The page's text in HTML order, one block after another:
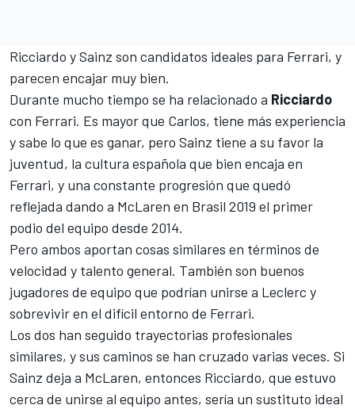
Ricciardo y Sainz son candidatos ideales para Ferrari, y
parecen encajar muy bien.
Durante mucho tiempo se ha relacionado a Ricciardo
con Ferrari. Es mayor que Carlos, tiene más experiencia
y sabe lo que es ganar, pero Sainz tiene a su favor la
juventud, la cultura española que bien encaja en
Ferrari, y una constante progresión que quedó
reflejada dando a McLaren en Brasil 2019 el primer
podio del equipo desde 2014.
Pero ambos aportan cosas similares en términos de
velocidad y talento general. También son buenos
jugadores de equipo que podrían unirse a Leclerc y
sobrevivir en el difícil entorno de Ferrari.
Los dos han seguido trayectorias profesionales
similares, y sus caminos se han cruzado varias veces. Si
Sainz deja a McLaren, entonces Ricciardo, que estuvo
cerca de unirse al equipo antes, sería un sustituto ideal